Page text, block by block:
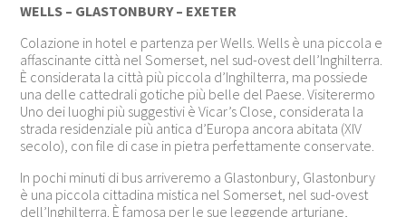
WELLS – GLASTONBURY – EXETER
Colazione in hotel e partenza per Wells. Wells è una piccola e
affascinante città nelSomerset , nel sud-ovest dell’Inghilterra
È considerata la città più piccola d’Inghilterra, ma possiede
una delle cattedrali gotiche più belle del Paese. Visiterermo
Uno dei luoghi più suggestivi èVicar’s Close , considerata la
strada residenziale più antica d’Europa ancora abitata (XIV
secolo), con file di case in pietra perfettamente conservate.
In pochi minuti di bus arriveremo a Glastonbury, Glastonbury
è una piccola cittadina mistica nelSomerset , nel sud-ovest
dell’Inghilterra . È famosa per le sue leggende arturiane,